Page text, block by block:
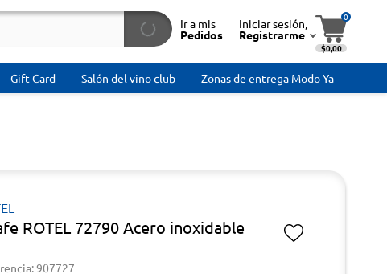
Ir a mis
Pedidos
Iniciar sesión,
Registrarme
0
$0,00
Gift Card Salón del vino club Zonas de entrega Modo Ya
ROTEL 72790 Acero inoxidable
907727